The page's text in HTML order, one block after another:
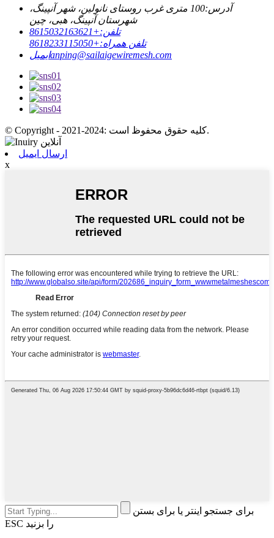
آدرس:
100 متری غرب روستای نانولین، شهر آنپینگ،
شهرستان آنپینگ، هبی، چین
تلفن:+8615032163621
تلفن همراه:+8618233115050
ایمیلanping@sailaigewiremesh.com
© Copyright - 2021-2024: کلیه حقوق محفوظ است.
ارسال ایمیل
x
برای جستجو اینتر یا برای بستن
ESC را بزنید